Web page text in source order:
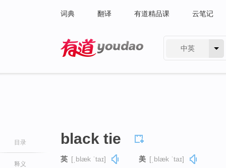
词典 翻译 有道精品课 云笔记
中英
目录
释义
black tie
英 [ˌblæk ˈtaɪ] 美 [ˌblæk ˈtaɪ]